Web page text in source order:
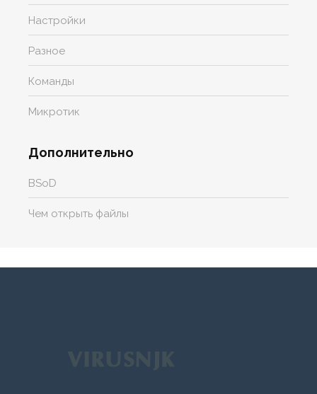
Настройки
Разное
Команды
Микротик
Дополнительно
BSoD
Чем открыть файлы